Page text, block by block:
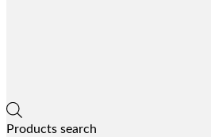
Products search